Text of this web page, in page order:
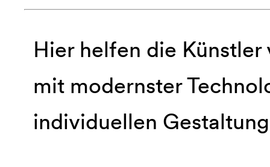
Hier helfen die Künstler
mit modernster
individuellen